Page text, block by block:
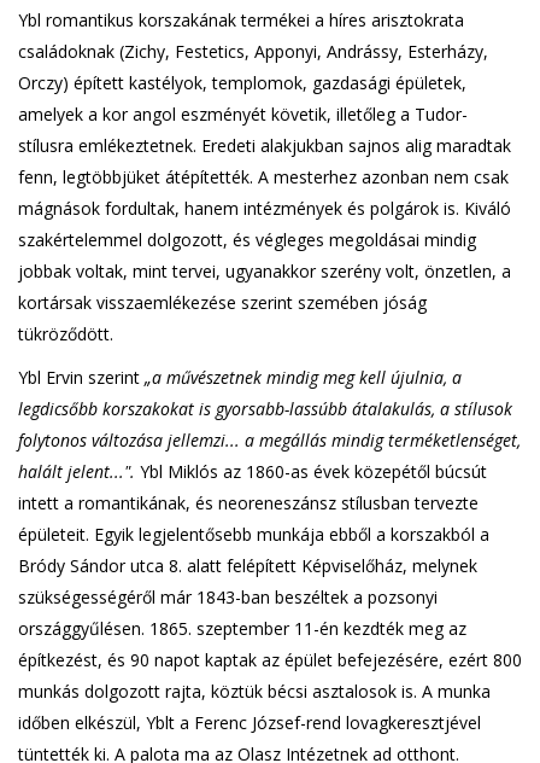
Ybl romantikus korszakának termékei a híres arisztokrata
családoknak (Zichy, Festetics, Apponyi, Andrássy, Esterházy,
Orczy) épített kastélyok, templomok, gazdasági épületek,
amelyek a kor angol eszményét követik, illetőleg a Tudor-
stílusra emlékeztetnek. Eredeti alakjukban sajnos alig maradtak
fenn, legtöbbjüket átépítették. A mesterhez azonban nem csak
mágnások fordultak, hanem intézmények és polgárok is. Kiváló
szakértelemmel dolgozott, és végleges megoldásai mindig
jobbak voltak, mint tervei, ugyanakkor szerény volt, önzetlen, a
kortársak visszaemlékezése szerint szemében jóság
tükröződött.
Ybl Ervin szerint „a művészetnek mindig meg kell újulnia, a
legdicsőbb korszakokat is gyorsabb-lassúbb átalakulás, a stílusok
folytonos változása jellemzi... a megállás mindig terméketlenséget,
halált jelent...". Ybl Miklós az 1860-as évek közepétől búcsút
intett a romantikának, és neoreneszánsz stílusban tervezte
épületeit. Egyik legjelentősebb munkája ebből a korszakból a
Bródy Sándor utca 8. alatt felépített Képviselőház, melynek
szükségességéről már 1843-ban beszéltek a pozsonyi
országgyűlésen. 1865. szeptember 11-én kezdték meg az
építkezést, és 90 napot kaptak az épület befejezésére, ezért 800
munkás dolgozott rajta, köztük bécsi asztalosok is. A munka
időben elkészül, Yblt a Ferenc József-rend lovagkeresztjével
tüntették ki. A palota ma az Olasz Intézetnek ad otthont.